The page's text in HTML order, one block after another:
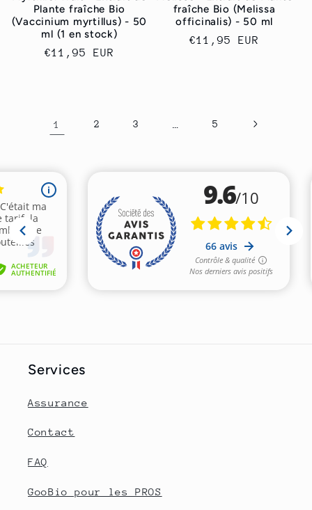
Plante fraîche Bio
(Vaccinium myrtillus) - 50
ml (1 en stock)
Prix
€11,95 EUR
fraîche Bio (Melissa
officinalis) - 50 ml
Prix
€11,95 EUR
1 2 3 5
Services
Assurance
Contact
FAQ
GooBio pour les PROS